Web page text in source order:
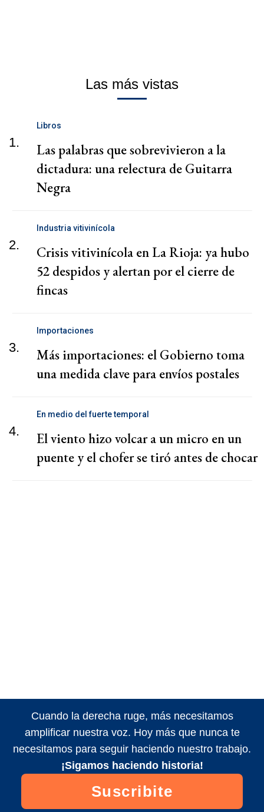
Las más vistas
1.
Libros
Las palabras que sobrevivieron a la
dictadura: una relectura de Guitarra
Negra
2.
Industria vitivinícola
Crisis vitivinícola en La Rioja: ya hubo
52 despidos y alertan por el cierre de
fincas
3.
Importaciones
Más importaciones: el Gobierno toma
una medida clave para envíos postales
4.
En medio del fuerte temporal
El viento hizo volcar a un micro en un
puente y el chofer se tiró antes de chocar
Cuando la derecha ruge, más necesitamos
amplificar nuestra voz. Hoy más que nunca te
necesitamos para seguir haciendo nuestro trabajo.
¡Sigamos haciendo historia!
Suscribite